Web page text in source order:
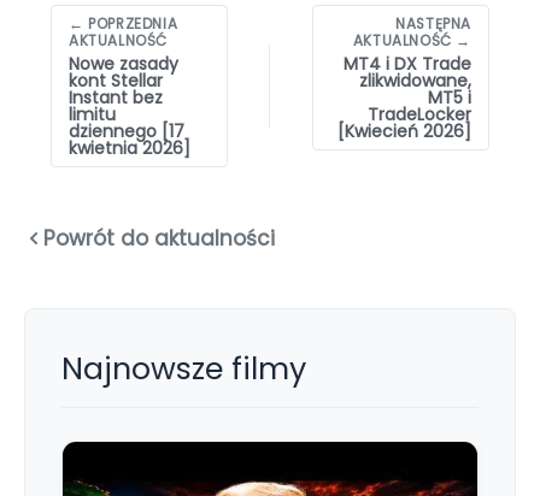
Nawigacja
wpisów
← POPRZEDNIA
AKTUALNOŚĆ
Nowe zasady
kont Stellar
Instant bez
limitu
dziennego [17
kwietnia 2026]
NASTĘPNA
AKTUALNOŚĆ →
MT4 i DX Trade
zlikwidowane,
MT5 i
TradeLocker
[Kwiecień 2026]
Powrót do aktualności
Najnowsze filmy